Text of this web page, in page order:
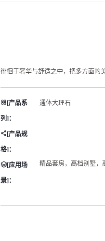
徘徊于奢华与舒适之中，把多方面的
[产品系
列]：
通体大理石
[产品规
格]：
[应用场
景]：
精品套房，高档别墅，